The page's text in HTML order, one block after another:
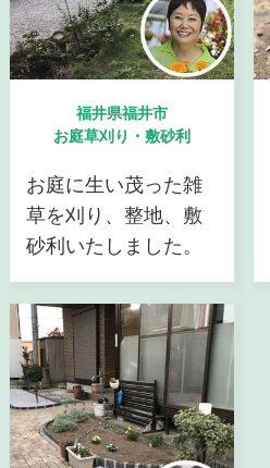
福井県福井市
お庭草刈り・敷砂利
お庭に生い茂った雑
草を刈り、整地、敷
砂利いたしました。